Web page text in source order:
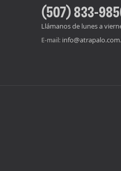
(507) 833-
Llámanos de lunes a
E-mail: